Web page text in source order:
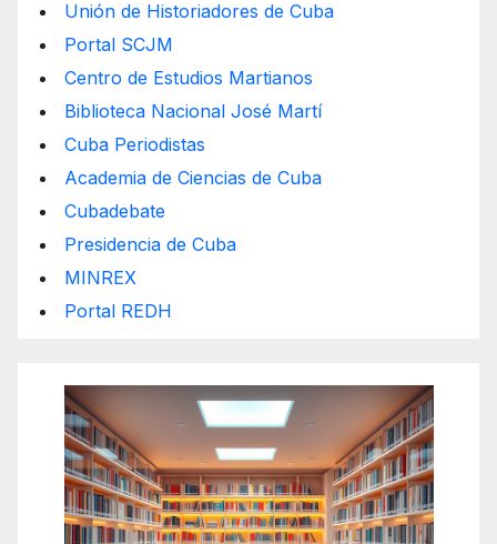
Unión de Historiadores de Cuba
Portal SCJM
Centro de Estudios Martianos
Biblioteca Nacional José Martí
Cuba Periodistas
Academia de Ciencias de Cuba
Cubadebate
Presidencia de Cuba
MINREX
Portal REDH